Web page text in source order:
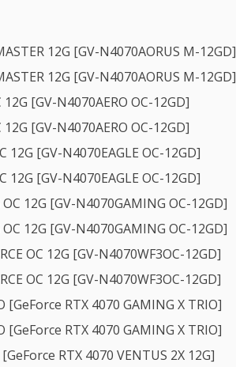
12G [GV-N4070AORUS M-12GD]
12G [GV-N4070AORUS M-12GD]
[GV-N4070AERO OC-12GD]
[GV-N4070AERO OC-12GD]
12G [GV-N4070EAGLE OC-12GD]
12G [GV-N4070EAGLE OC-12GD]
12G [GV-N4070GAMING OC-12GD]
12G [GV-N4070GAMING OC-12GD]
OC 12G [GV-N4070WF3OC-12GD]
OC 12G [GV-N4070WF3OC-12GD]
RTX 4070 GAMING X TRIO]
RTX 4070 GAMING X TRIO]
RTX 4070 VENTUS 2X 12G]